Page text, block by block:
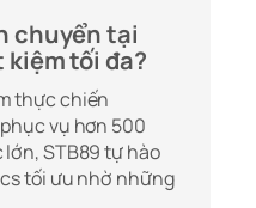
chuyển tại
kiệm tối đa?
thực chiến
vụ hơn 500
STB89 tự hào
tối ưu nhờ những